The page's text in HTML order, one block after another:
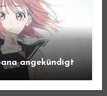
angekündigt